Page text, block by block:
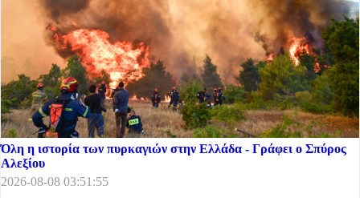
Όλη η ιστορία των πυρκαγιών στην Ελλάδα - Γράφει ο Σπύρος
Αλεξίου
2026-08-08 03:51:55